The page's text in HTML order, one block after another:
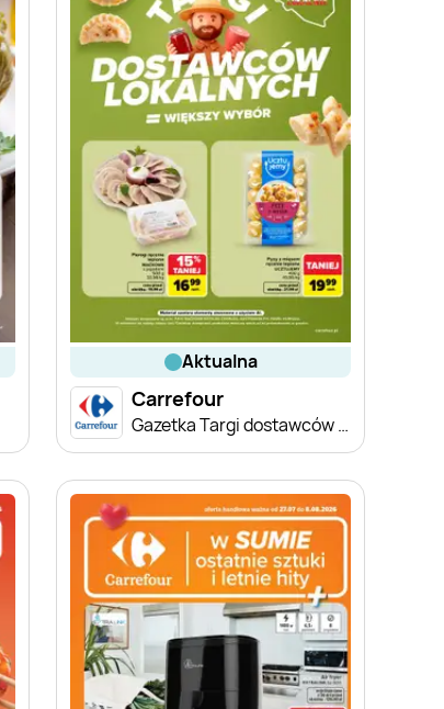
aktualna
Carrefour
Gazetka Targi dostawców lokalnych